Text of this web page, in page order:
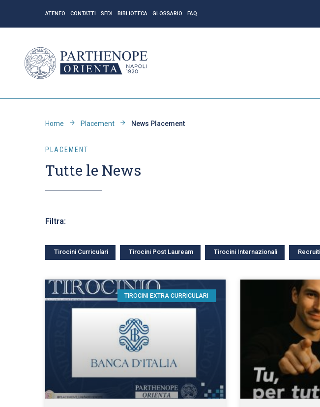
ATENEO CONTATTI SEDI BIBLIOTECA GLOSSARIO FAQ
Home Placement News Placement
PLACEMENT
Tutte le News
Filtra:
Tirocini Curriculari Tirocini Post Lauream Tirocini Internazionali
TIROCINI EXTRA CURRICULARI